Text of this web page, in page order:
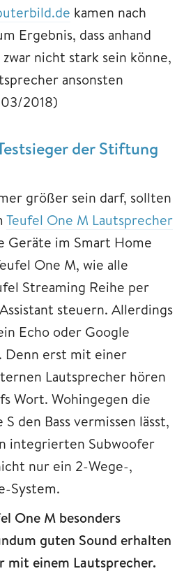
kamen nach
Ergebnis, dass anhand
nicht stark sein könne,
ansonsten
2018)
der Stiftung
größer sein darf, sollten
Teufel One M Lautsprecher
Geräte im Smart Home
One M, wie alle
Streaming Reihe per
steuern. Allerdings
Echo oder Google
Denn erst mit einer
Lautsprecher hören
Wort. Wohingegen die
den Bass vermissen lässt,
integrierten Subwoofer
nur ein 2-Wege-,
System.
One M besonders
guten Sound erhalten
mit einem Lautsprecher.